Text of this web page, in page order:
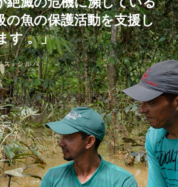
の魚の保護活動を支援し
す 。
ス=シルバ